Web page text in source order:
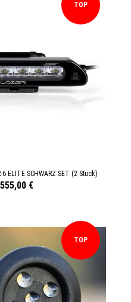
TOP
6 ELITE SCHWARZ SET (2 Stück)
555,00 €
TOP